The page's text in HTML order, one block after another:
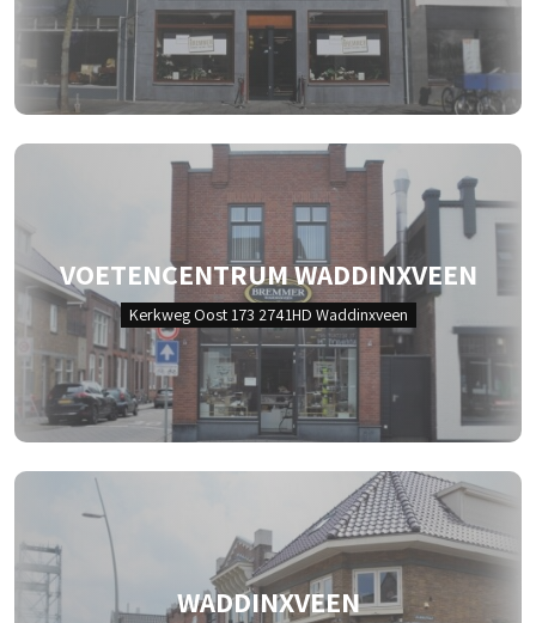
VOETENCENTRUM WADDINXVEEN
Kerkweg Oost 173 2741HD Waddinxveen
WADDINXVEEN